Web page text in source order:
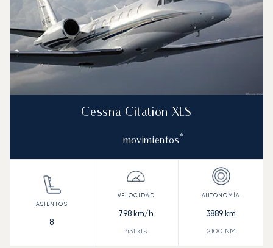
Cessna Citation XLS
movimientos*
8
798 km/h
431 kts
3889 km
2100 NM